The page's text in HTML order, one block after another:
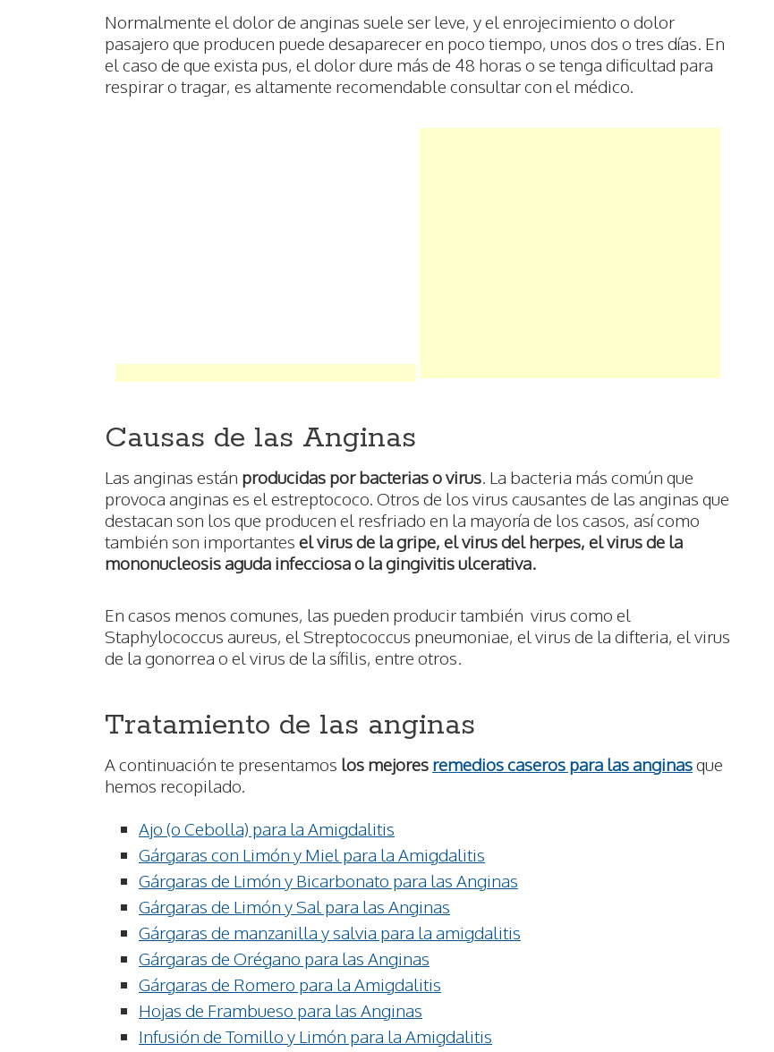
Normalmente el dolor de anginas suele ser leve, y el enrojecimiento o dolor
pasajero que producen puede desaparecer en poco tiempo, unos dos o tres días. En
el caso de que exista pus, el dolor dure más de 48 horas o se tenga dificultad para
respirar o tragar, es altamente recomendable consultar con el médico.
Causas de las Anginas
Las anginas están producidas por bacterias o virus . La bacteria más común que
provoca anginas es el estreptococo. Otros de los virus causantes de las anginas que
destacan son los que producen el resfriado en la mayoría de los casos, así como
también son importantes el virus de la gripe, el virus del herpes, el virus de la
mononucleosis aguda infecciosa o la gingivitis ulcerativa.
En casos menos comunes, las pueden producir también virus como el
Staphylococcus aureus, el Streptococcus pneumoniae, el virus de la difteria, el virus
de la gonorrea o el virus de la sífilis, entre otros.
Tratamiento de las anginas
A continuación te presentamos los mejores remedios caseros para las anginasque
hemos recopilado.
Ajo (o Cebolla) para la Amigdalitis
Gárgaras con Limón y Miel para la Amigdalitis
Gárgaras de Limón y Bicarbonato para las Anginas
Gárgaras de Limón y Sal para las Anginas
Gárgaras de manzanilla y salvia para la amigdalitis
Gárgaras de Orégano para las Anginas
Gárgaras de Romero para la Amigdalitis
Hojas de Frambueso para las Anginas
Infusión de Tomillo y Limón para la Amigdalitis